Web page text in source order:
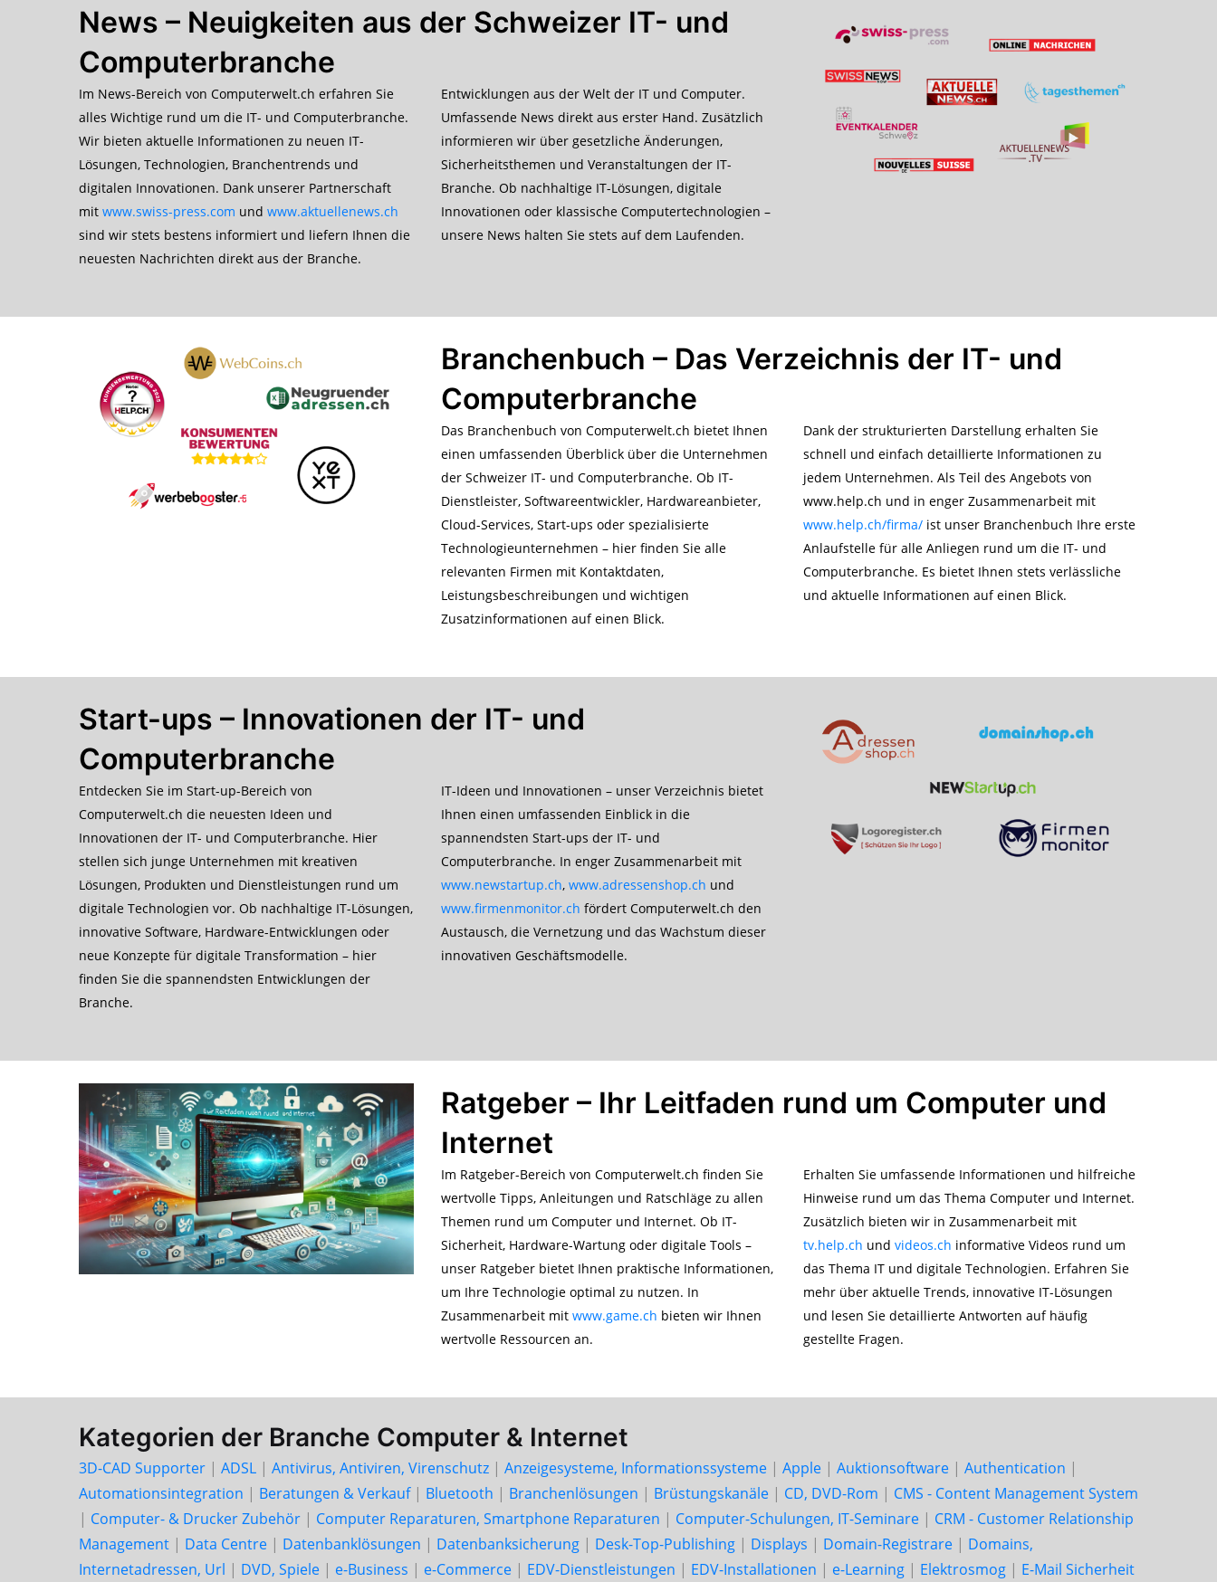
News – Neuigkeiten aus der Schweizer IT- und
Computerbranche
Im News-Bereich von Computerwelt.ch erfahren Sie
alles Wichtige rund um die IT- und Computerbranche.
Wir bieten aktuelle Informationen zu neuen IT-
Lösungen, Technologien, Branchentrends und
digitalen Innovationen. Dank unserer Partnerschaft
mit www.swiss-press.com und www.aktuellenews.ch
sind wir stets bestens informiert und liefern Ihnen die
neuesten Nachrichten direkt aus der Branche.
Entwicklungen aus der Welt der IT und Computer.
Umfassende News direkt aus erster Hand. Zusätzlich
informieren wir über gesetzliche Änderungen,
Sicherheitsthemen und Veranstaltungen der IT-
Branche. Ob nachhaltige IT-Lösungen, digitale
Innovationen oder klassische Computertechnologien –
unsere News halten Sie stets auf dem Laufenden.
Branchenbuch – Das Verzeichnis der IT- und
Computerbranche
Das Branchenbuch von Computerwelt.ch bietet Ihnen
einen umfassenden Überblick über die Unternehmen
der Schweizer IT- und Computerbranche. Ob IT-
Dienstleister, Softwareentwickler, Hardwareanbieter,
Cloud-Services, Start-ups oder spezialisierte
Technologieunternehmen – hier finden Sie alle
relevanten Firmen mit Kontaktdaten,
Leistungsbeschreibungen und wichtigen
Zusatzinformationen auf einen Blick.
Dank der strukturierten Darstellung erhalten Sie
schnell und einfach detaillierte Informationen zu
jedem Unternehmen. Als Teil des Angebots von
www.help.ch und in enger Zusammenarbeit mit
www.help.ch/firma/ ist unser Branchenbuch Ihre erste
Anlaufstelle für alle Anliegen rund um die IT- und
Computerbranche. Es bietet Ihnen stets verlässliche
und aktuelle Informationen auf einen Blick.
Start-ups – Innovationen der IT- und
Computerbranche
Entdecken Sie im Start-up-Bereich von
Computerwelt.ch die neuesten Ideen und
Innovationen der IT- und Computerbranche. Hier
stellen sich junge Unternehmen mit kreativen
Lösungen, Produkten und Dienstleistungen rund um
digitale Technologien vor. Ob nachhaltige IT-Lösungen,
innovative Software, Hardware-Entwicklungen oder
neue Konzepte für digitale Transformation – hier
finden Sie die spannendsten Entwicklungen der
Branche.
IT-Ideen und Innovationen – unser Verzeichnis bietet
Ihnen einen umfassenden Einblick in die
spannendsten Start-ups der IT- und
Computerbranche. In enger Zusammenarbeit mit
www.newstartup.ch, www.adressenshop.ch und
www.firmenmonitor.ch fördert Computerwelt.ch den
Austausch, die Vernetzung und das Wachstum dieser
innovativen Geschäftsmodelle.
Ratgeber – Ihr Leitfaden rund um Computer und
Internet
Im Ratgeber-Bereich von Computerwelt.ch finden Sie
wertvolle Tipps, Anleitungen und Ratschläge zu allen
Themen rund um Computer und Internet. Ob IT-
Sicherheit, Hardware-Wartung oder digitale Tools –
unser Ratgeber bietet Ihnen praktische Informationen,
um Ihre Technologie optimal zu nutzen. In
Zusammenarbeit mit www.game.ch bieten wir Ihnen
wertvolle Ressourcen an.
Erhalten Sie umfassende Informationen und hilfreiche
Hinweise rund um das Thema Computer und Internet.
Zusätzlich bieten wir in Zusammenarbeit mit
tv.help.ch und videos.ch informative Videos rund um
das Thema IT und digitale Technologien. Erfahren Sie
mehr über aktuelle Trends, innovative IT-Lösungen
und lesen Sie detaillierte Antworten auf häufig
gestellte Fragen.
Kategorien der Branche Computer & Internet
3D-CAD Supporter | ADSL | Antivirus, Antiviren, Virenschutz | Anzeigesysteme, Informationssysteme | Apple | Auktionsoftware | Authentication |
Automationsintegration | Beratungen & Verkauf| Bluetooth | Branchenlösungen | Brüstungskanäle | CD, DVD-Rom | CMS - Content Management System
| Computer- & Drucker Zubehör | Computer Reparaturen, Smartphone Reparaturen | Computer-Schulungen, IT-Seminare | CRM - Customer Relationship
Management | Data Centre | Datenbanklösungen | Datenbanksicherung | Desk-Top-Publishing | Displays | Domain-Registrare | Domains,
Internetadressen, Url | DVD, Spiele | e-Business | e-Commerce | EDV-Dienstleistungen | EDV-Installationen | e-Learning | Elektrosmog | E-Mail Sicherheit